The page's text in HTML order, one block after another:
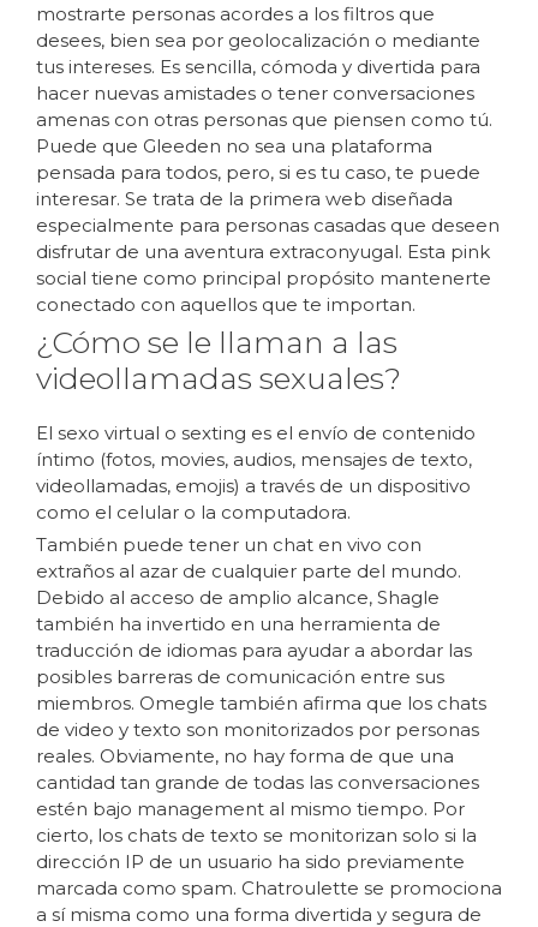
mostrarte personas acordes a los filtros que
desees, bien sea por geolocalización o mediante
tus intereses. Es sencilla, cómoda y divertida para
hacer nuevas amistades o tener conversaciones
amenas con otras personas que piensen como tú.
Puede que Gleeden no sea una plataforma
pensada para todos, pero, si es tu caso, te puede
interesar. Se trata de la primera web diseñada
especialmente para personas casadas que deseen
disfrutar de una aventura extraconyugal. Esta pink
social tiene como principal propósito mantenerte
conectado con aquellos que te importan.
¿Cómo se le llaman a las
videollamadas sexuales?
El sexo virtual o sexting es el envío de contenido
íntimo (fotos, movies, audios, mensajes de texto,
videollamadas, emojis) a través de un dispositivo
como el celular o la computadora.
También puede tener un chat en vivo con
extraños al azar de cualquier parte del mundo.
Debido al acceso de amplio alcance, Shagle
también ha invertido en una herramienta de
traducción de idiomas para ayudar a abordar las
posibles barreras de comunicación entre sus
miembros. Omegle también afirma que los chats
de video y texto son monitorizados por personas
reales. Obviamente, no hay forma de que una
cantidad tan grande de todas las conversaciones
estén bajo management al mismo tiempo. Por
cierto, los chats de texto se monitorizan solo si la
dirección IP de un usuario ha sido previamente
marcada como spam. Chatroulette se promociona
a sí misma como una forma divertida y segura de